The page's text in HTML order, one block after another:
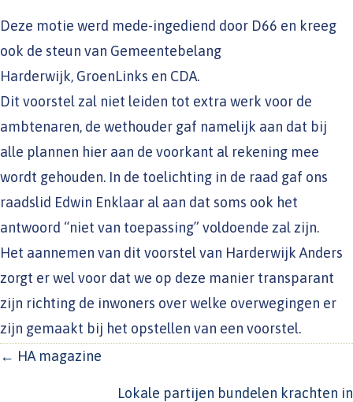
Deze motie werd mede-ingediend door D66 en kreeg
ook de steun van Gemeentebelang
Harderwijk, GroenLinks en CDA.
Dit voorstel zal niet leiden tot extra werk voor de
ambtenaren, de wethouder gaf namelijk aan dat bij
alle plannen hier aan de voorkant al rekening mee
wordt gehouden. In de toelichting in de raad gaf ons
raadslid Edwin Enklaar al aan dat soms ook het
antwoord “niet van toepassing” voldoende zal zijn.
Het aannemen van dit voorstel van Harderwijk Anders
zorgt er wel voor dat we op deze manier transparant
zijn richting de inwoners over welke overwegingen er
zijn gemaakt bij het opstellen van een voorstel.
POSTS
← HA magazine
Lokale partijen bundelen krachten in